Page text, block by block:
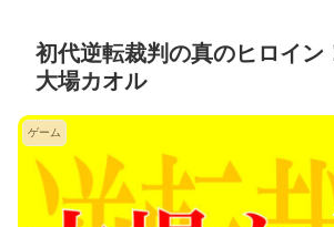
初代逆転裁判の真のヒロイン
大場カオル
ゲーム